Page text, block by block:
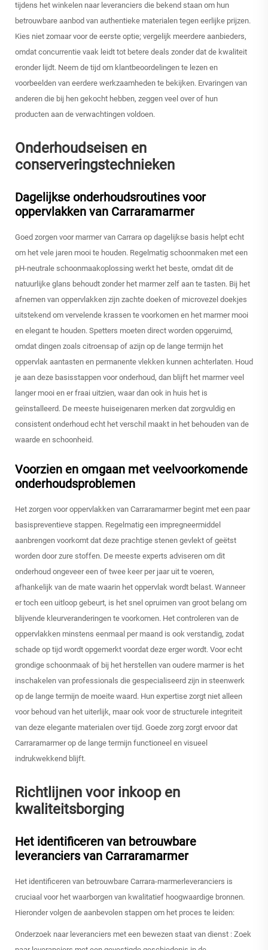
tijdens het winkelen naar leveranciers die bekend staan om hun
betrouwbare aanbod van authentieke materialen tegen eerlijke prijzen.
Kies niet zomaar voor de eerste optie; vergelijk meerdere aanbieders,
omdat concurrentie vaak leidt tot betere deals zonder dat de kwaliteit
eronder lijdt. Neem de tijd om klantbeoordelingen te lezen en
voorbeelden van eerdere werkzaamheden te bekijken. Ervaringen van
anderen die bij hen gekocht hebben, zeggen veel over of hun
producten aan de verwachtingen voldoen.
Onderhoudseisen en
conserveringstechnieken
Dagelijkse onderhoudsroutines voor
oppervlakken van Carraramarmer
Goed zorgen voor marmer van Carrara op dagelijkse basis helpt echt
om het vele jaren mooi te houden. Regelmatig schoonmaken met een
pH-neutrale schoonmaakoplossing werkt het beste, omdat dit de
natuurlijke glans behoudt zonder het marmer zelf aan te tasten. Bij het
afnemen van oppervlakken zijn zachte doeken of microvezel doekjes
uitstekend om vervelende krassen te voorkomen en het marmer mooi
en elegant te houden. Spetters moeten direct worden opgeruimd,
omdat dingen zoals citroensap of azijn op de lange termijn het
oppervlak aantasten en permanente vlekken kunnen achterlaten. Houd
je aan deze basisstappen voor onderhoud, dan blijft het marmer veel
langer mooi en er fraai uitzien, waar dan ook in huis het is
geïnstalleerd. De meeste huiseigenaren merken dat zorgvuldig en
consistent onderhoud echt het verschil maakt in het behouden van de
waarde en schoonheid.
Voorzien en omgaan met veelvoorkomende
onderhoudsproblemen
Het zorgen voor oppervlakken van Carraramarmer begint met een paar
basispreventieve stappen. Regelmatig een impregneermiddel
aanbrengen voorkomt dat deze prachtige stenen gevlekt of geëtst
worden door zure stoffen. De meeste experts adviseren om dit
onderhoud ongeveer een of twee keer per jaar uit te voeren,
afhankelijk van de mate waarin het oppervlak wordt belast. Wanneer
er toch een uitloop gebeurt, is het snel opruimen van groot belang om
blijvende kleurveranderingen te voorkomen. Het controleren van de
oppervlakken minstens eenmaal per maand is ook verstandig, zodat
schade op tijd wordt opgemerkt voordat deze erger wordt. Voor echt
grondige schoonmaak of bij het herstellen van oudere marmer is het
inschakelen van professionals die gespecialiseerd zijn in steenwerk
op de lange termijn de moeite waard. Hun expertise zorgt niet alleen
voor behoud van het uiterlijk, maar ook voor de structurele integriteit
van deze elegante materialen over tijd. Goede zorg zorgt ervoor dat
Carraramarmer op de lange termijn functioneel en visueel
indrukwekkend blijft.
Richtlijnen voor inkoop en
kwaliteitsborging
Het identificeren van betrouwbare
leveranciers van Carraramarmer
Het identificeren van betrouwbare Carrara-marmerleveranciers is
cruciaal voor het waarborgen van kwalitatief hoogwaardige bronnen.
Hieronder volgen de aanbevolen stappen om het proces te leiden:
Onderzoek naar leveranciers met een bewezen staat van dienst : Zoek